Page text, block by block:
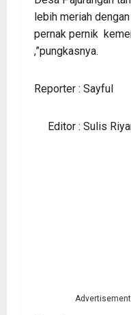
lebih meriah
pernak pernik
,”pungkasnya.
Reporter : Sayful
Editor : Sulis